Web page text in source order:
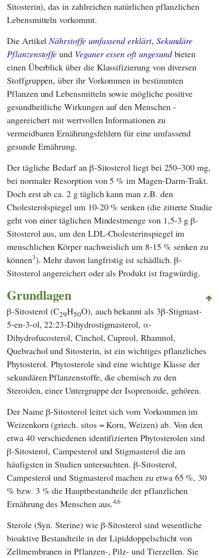
Sitosterin), das in zahlreichen natürlichen pflanzlichen
Lebensmitteln vorkommt.
Die ArtikelNährstoffe umfassend erklärt, Sekundäre
Pflanzenstoffe und Veganer essen oft ungesundbieten
einen Überblick über die Klassifizierung von diversen
Stoffgruppen, über ihr Vorkommen in bestimmten
Pflanzen und Lebensmitteln sowie mögliche positive
gesundheitliche Wirkungen auf den Menschen -
angereichert mit wertvollen Informationen zu
vermeidbaren Ernährungsfehlern für eine umfassend
gesunde Ernährung.
Der tägliche Bedarf an β-Sitosterol liegt bei 250–300 mg,
bei normaler Resorption von 5 % im Magen-Darm-Trakt.
Doch erst ab ca. 2 g täglich kann man z.B. den
Cholesterolspiegel um 10-20 % senken (die zitierte Studie
geht von einer täglichen Mindestmenge von 1,5-3 g β-
Sitosterol aus, um den LDL-Cholesterinspiegel im
menschlichen Körper nachweislich um 8-15 % senken zu
können3). Mehr davon langfristig ist schädlich. β-
Sitosterol angereichert oder als Produkt ist fragwürdig.
Grundlagen
β-Sitosterol (C29H50O), auch bekannt als 3β-Stigmast-
5-en-3-ol, 22:23-Dihydrostigmasterol, α-
Dihydrofucosterol, Cinchol, Cupreol, Rhamnol,
Quebrachol und Sitosterin, ist ein wichtiges pflanzliches
Phytosterol. Phytosterole sind eine wichtige Klasse der
sekundären Pflanzenstoffe, die chemisch zu den
Steroiden, einer Untergruppe der Isoprenoide, gehören.
Der Name β-Sitosterol leitet sich vom Vorkommen im
Weizenkorn (griech. sitos = Korn, Weizen) ab. Von den
etwa 40 verschiedenen identifizierten Phytosterolen sind
β-Sitosterol, Campesterol und Stigmasterol die am
häufigsten in Studien untersuchten. β-Sitosterol,
Campesterol und Stigmasterol machen zu etwa 65 %, 30
% bzw. 3 % die Hauptbestandteile der pflanzlichen
Ernährung des Menschen aus.4,6
Sterole (Syn. Sterine) wie β-Sitosterol sind wesentliche
bioaktive Bestandteile in der Lipiddoppelschicht von
Zellmembranen in Pflanzen-, Pilz- und Tierzellen. Sie